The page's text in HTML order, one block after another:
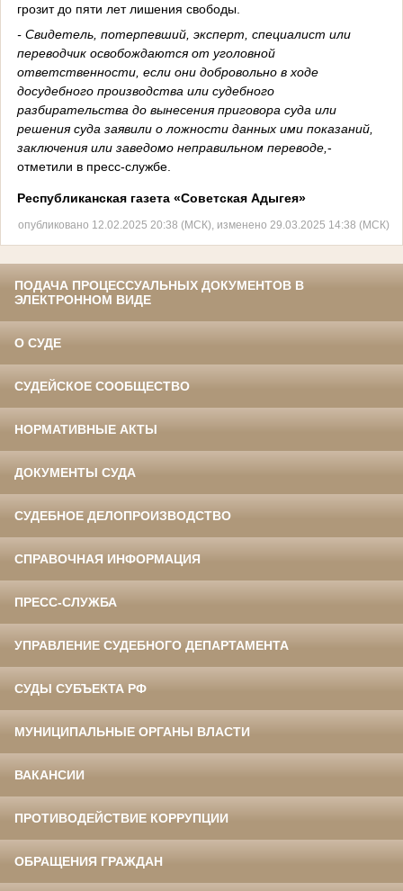
грозит до пяти лет лишения свободы.
- Свидетель, потерпевший, эксперт, специалист или
переводчик освобождаются от уголовной
ответственности, если они добровольно в ходе
досудебного производства или судебного
разбирательства до вынесения приговора суда или
решения суда заявили о ложности данных ими показаний,
заключения или заведомо неправильном переводе, -
отметили в пресс-службе.
Республиканская газета «Советская Адыгея»
опубликовано 12.02.2025 20:38 (МСК), изменено 29.03.2025 14:38 (МСК)
ПОДАЧА ПРОЦЕССУАЛЬНЫХ ДОКУМЕНТОВ В
ЭЛЕКТРОННОМ ВИДЕ
О СУДЕ
СУДЕЙСКОЕ СООБЩЕСТВО
НОРМАТИВНЫЕ АКТЫ
ДОКУМЕНТЫ СУДА
СУДЕБНОЕ ДЕЛОПРОИЗВОДСТВО
СПРАВОЧНАЯ ИНФОРМАЦИЯ
ПРЕСС-СЛУЖБА
УПРАВЛЕНИЕ СУДЕБНОГО ДЕПАРТАМЕНТА
СУДЫ СУБЪЕКТА РФ
МУНИЦИПАЛЬНЫЕ ОРГАНЫ ВЛАСТИ
ВАКАНСИИ
ПРОТИВОДЕЙСТВИЕ КОРРУПЦИИ
ОБРАЩЕНИЯ ГРАЖДАН